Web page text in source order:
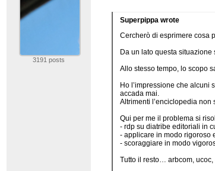
3191 posts
Superpippa wrote
Cercherò di esprimere cosa
Da un lato questa
Allo stesso tempo, lo scopo
Ho l’impressione che alcuni
accada mai.
Altrimenti l’enciclopedia non
Qui per me il problema si
- rdp su diatribe editoriali in
- applicare in modo rigoroso
- scoraggiare in modo
Tutto il resto… arbcom,